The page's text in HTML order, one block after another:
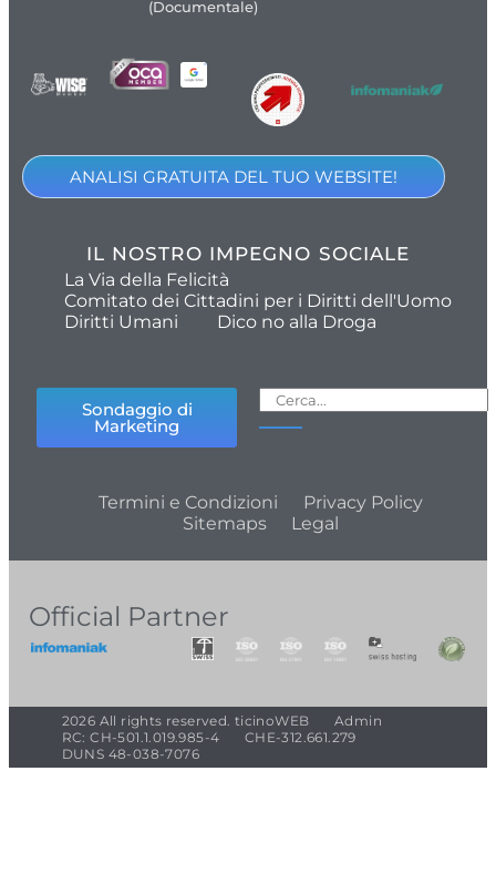
(Documentale)
ANALISI GRATUITA DEL TUO WEBSITE!
IL NOSTRO IMPEGNO SOCIALE
La Via della Felicità
Comitato dei Cittadini per i Diritti dell'Uomo
Diritti Umani
Dico no alla Droga
Sondaggio di
Marketing
Termini e Condizioni
Privacy Policy
Sitemaps
Legal
Official Partner
2026 All rights reserved. ticinoWEB
Admin
RC: CH-501.1.019.985-4
CHE-312.661.279
DUNS 48-038-7076